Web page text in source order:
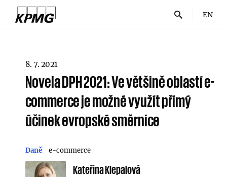
EN
8. 7. 2021
Novela DPH 2021: Ve většině oblastí e-
commerce je možné využít přímý
účinek evropské směrnice
Daně e-commerce
Kateřina Klepalová